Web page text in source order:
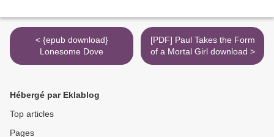
< {epub download}
Lonesome Dove
[PDF] Paul Takes the Form
of a Mortal Girl download >
Hébergé par Eklablog
Top articles
Pages